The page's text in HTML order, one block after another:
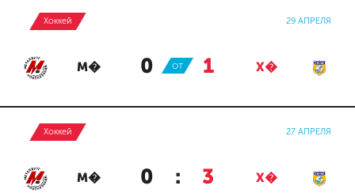
Хоккей 29 АПРЕЛЯ
М� 0 : 1 Х�
ОТ
Хоккей 27 АПРЕЛЯ
М� 0 : 3 Х�